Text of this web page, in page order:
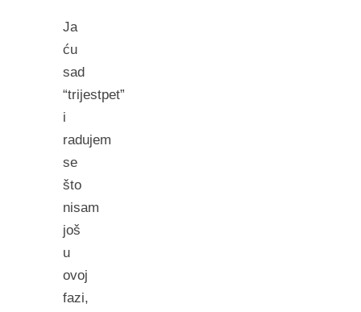
Ja
ću
sad
“trijestpet”
i
radujem
se
što
nisam
još
u
ovoj
fazi,